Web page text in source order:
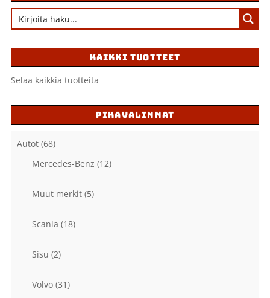
KAIKKI TUOTTEET
Selaa kaikkia tuotteita
PIKAVALINNAT
Autot (68)
Mercedes-Benz (12)
Muut merkit (5)
Scania (18)
Sisu (2)
Volvo (31)